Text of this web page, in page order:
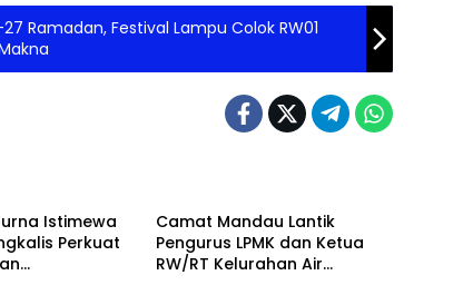
Ramadan, Festival Lampu Colok RW01
Istimewa
Perkuat
Camat Mandau Lantik
Pengurus LPMK dan Ketua
RW/RT Kelurahan Air
Bengkalis